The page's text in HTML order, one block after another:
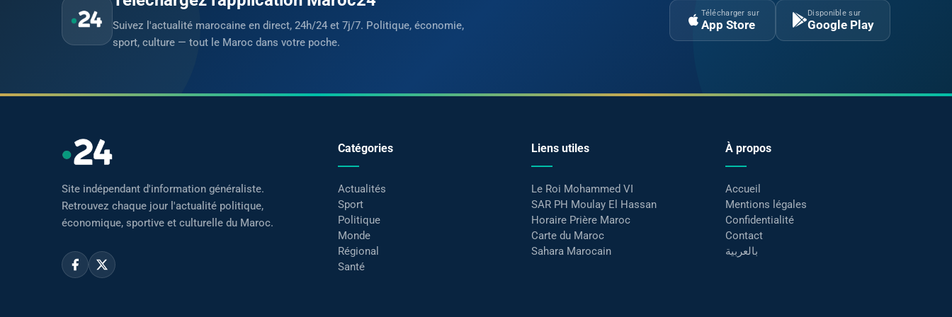
Suivez l'actualité marocaine en direct, 24h/24 et 7j/7. Politique, économie,
sport, culture — tout le Maroc dans votre poche.
Télécharger sur
App Store
Disponible sur
Google Play
Site indépendant d'information généraliste.
Retrouvez chaque jour l'actualité politique,
économique, sportive et culturelle du Maroc.
Catégories
Actualités
Sport
Politique
Monde
Régional
Santé
Liens utiles
Le Roi Mohammed VI
SAR PH Moulay El Hassan
Horaire Prière Maroc
Carte du Maroc
Sahara Marocain
À propos
Accueil
Mentions légales
Confidentialité
Contact
بالعربية